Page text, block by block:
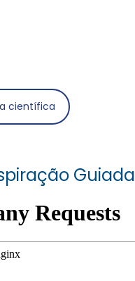
científica
Guiada